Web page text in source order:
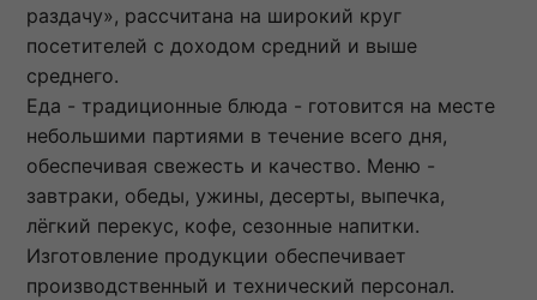
раздачу», рассчитана на широкий круг
посетителей с доходом средний и выше
среднего.
Еда - традиционные блюда - готовится на месте
небольшими партиями в течение всего дня,
обеспечивая свежесть и качество. Меню -
завтраки, обеды, ужины, десерты, выпечка,
лёгкий перекус, кофе, сезонные напитки.
Изготовление продукции обеспечивает
производственный и технический персонал.